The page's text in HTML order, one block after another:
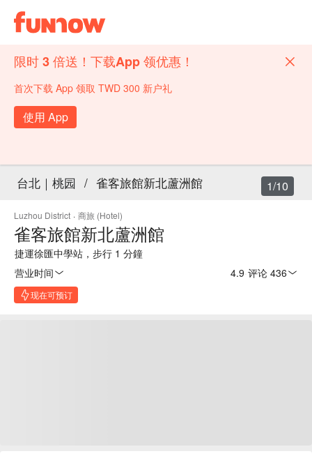
限时 3 倍送！下载App 领优惠！
首次下载 App 领取 TWD 300 新户礼
使用 App
台北｜桃园 / 雀客旅館新北蘆洲館
Luzhou District · 商旅 (Hotel)
雀客旅館新北蘆洲館
捷運徐匯中學站，步行 1 分鐘
营业时间
4.9 评论 436
现在可预订
1/10